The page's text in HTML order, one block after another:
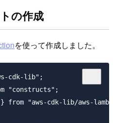
の作成
を使って作成しました。
cdk-lib";
"constructs";
from "aws-cdk-lib/aws-